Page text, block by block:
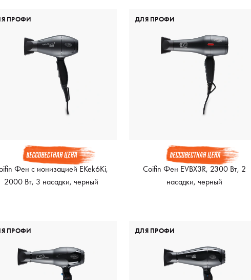
Фен с ионизацией EKek6Ki,
2000 Вт, 3 насадки, черный
ПРОФИ
Coifin Фен EVBX3R, 2300 Вт, 2
насадки, черный
ДЛЯ ПРОФИ
ПРОФИ ДЛЯ ПРОФИ